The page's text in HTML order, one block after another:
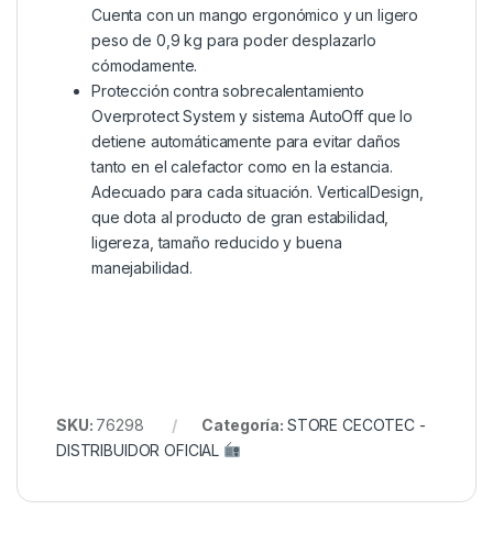
Cuenta con un mango ergonómico y un ligero
peso de 0,9 kg para poder desplazarlo
cómodamente.
Protección contra sobrecalentamiento
Overprotect System y sistema AutoOff que lo
detiene automáticamente para evitar daños
tanto en el calefactor como en la estancia.
Adecuado para cada situación. VerticalDesign,
que dota al producto de gran estabilidad,
ligereza, tamaño reducido y buena
manejabilidad.
SKU: 76298 Categoría: STORE CECOTEC -
DISTRIBUIDOR OFICIAL